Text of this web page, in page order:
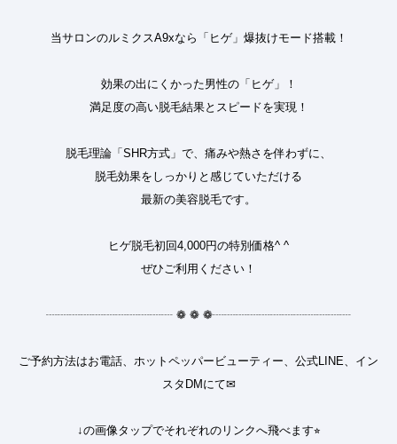
当サロンのルミクスA9xなら「ヒゲ」爆抜けモード搭載！
効果の出にくかった男性の「ヒゲ」！
満足度の高い脱毛結果とスピードを実現！
脱毛理論「SHR方式」で、痛みや熱さを伴わずに、
脱毛効果をしっかりと感じていただける
最新の美容脱毛です。
ヒゲ脱毛初回4,000円の特別価格^ ^
ぜひご利用ください！
┈┈┈┈┈┈┈┈┈┈┈ ❁ ❁ ❁┈┈┈┈┈┈┈┈┈┈┈┈
ご予約方法はお電話、ホットペッパービューティー、公式LINE、イン
スタDMにて✉︎
↓の画像タップでそれぞれのリンクへ飛べます⭐︎